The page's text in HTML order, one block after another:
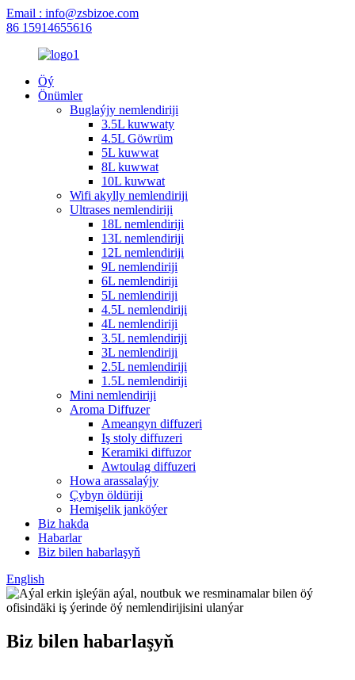
Email : info@zsbizoe.com
86 15914655616
Öý
Önümler
Buglaýjy nemlendiriji
3.5L kuwwaty
4.5L Göwrüm
5L kuwwat
8L kuwwat
10L kuwwat
Wifi akylly nemlendiriji
Ultrases nemlendiriji
18L nemlendiriji
13L nemlendiriji
12L nemlendiriji
9L nemlendiriji
6L nemlendiriji
5L nemlendiriji
4.5L nemlendiriji
4L nemlendiriji
3.5L nemlendiriji
3L nemlendiriji
2.5L nemlendiriji
1.5L nemlendiriji
Mini nemlendiriji
Aroma Diffuzer
Ameangyn diffuzeri
Iş stoly diffuzeri
Keramiki diffuzor
Awtoulag diffuzeri
Howa arassalaýjy
Çybyn öldüriji
Hemişelik janköýer
Biz hakda
Habarlar
Biz bilen habarlaşyň
English
Biz bilen habarlaşyň